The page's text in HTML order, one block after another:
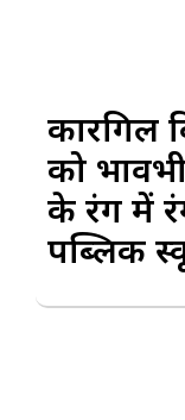
कारगिल
को
के रंग में
पब्लिक